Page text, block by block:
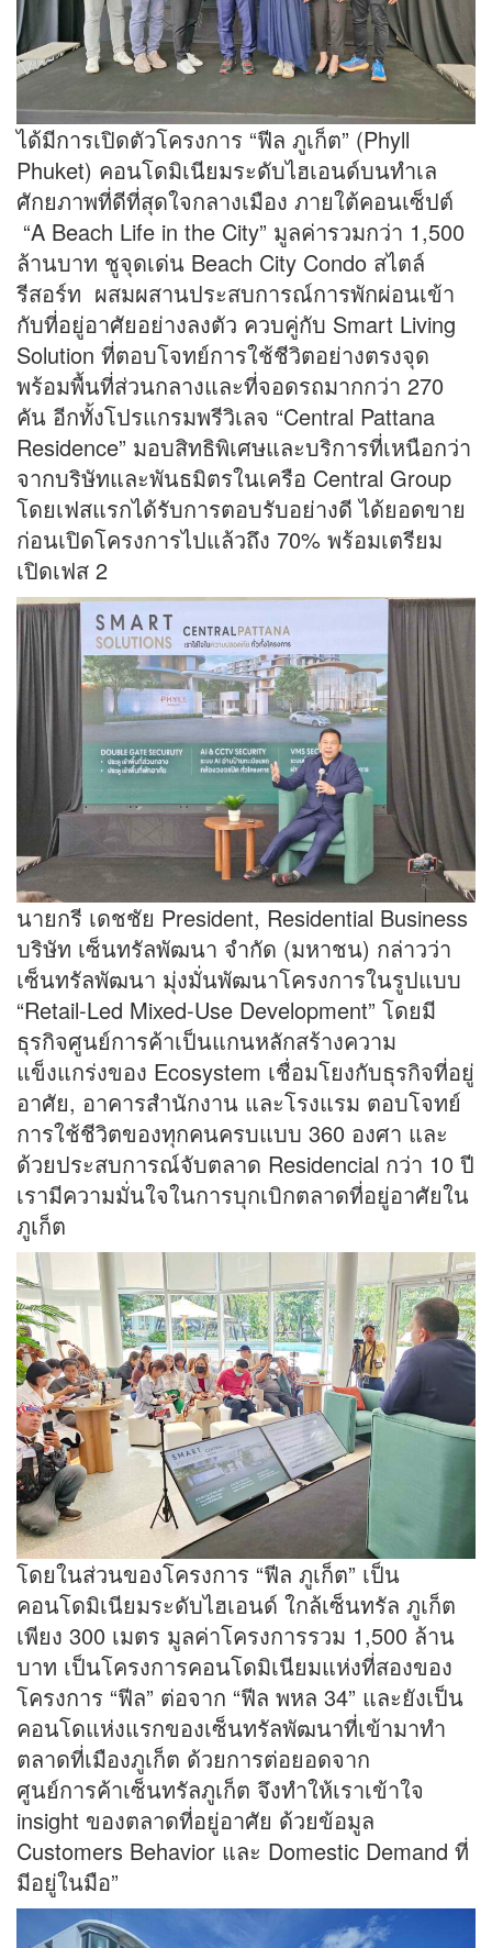
ได้มีการเปิดตัวโครงการ “ฟีล ภูเก็ต” (Phyll
Phuket) คอนโดมิเนียมระดับไฮเอนด์บนทำเล
ศักยภาพที่ดีที่สุดใจกลางเมือง ภายใต้คอนเซ็ปต์
“A Beach Life in the City” มูลค่ารวมกว่า 1,500
ล้านบาท ชูจุดเด่น Beach City Condo สไตล์
รีสอร์ท ผสมผสานประสบการณ์การพักผ่อนเข้า
กับที่อยู่อาศัยอย่างลงตัว ควบคู่กับ Smart Living
Solution ที่ตอบโจทย์การใช้ชีวิตอย่างตรงจุด
พร้อมพื้นที่ส่วนกลางและที่จอดรถมากกว่า 270
คัน อีกทั้งโปรแกรมพรีวิเลจ “Central Pattana
Residence” มอบสิทธิพิเศษและบริการที่เหนือกว่า
จากบริษัทและพันธมิตรในเครือ Central Group
โดยเฟสแรกได้รับการตอบรับอย่างดี ได้ยอดขาย
ก่อนเปิดโครงการไปแล้วถึง 70% พร้อมเตรียม
เปิดเฟส 2
นายกรี เดชชัย President, Residential Business
บริษัท เซ็นทรัลพัฒนา จำกัด (มหาชน) กล่าวว่า
เซ็นทรัลพัฒนา มุ่งมั่นพัฒนาโครงการในรูปแบบ
“Retail-Led Mixed-Use Development” โดยมี
ธุรกิจศูนย์การค้าเป็นแกนหลักสร้างความ
แข็งแกร่งของ Ecosystem เชื่อมโยงกับธุรกิจที่อยู่
อาศัย, อาคารสำนักงาน และโรงแรม ตอบโจทย์
การใช้ชีวิตของทุกคนครบแบบ 360 องศา และ
ด้วยประสบการณ์จับตลาด Residencial กว่า 10 ปี
เรามีความมั่นใจในการบุกเบิกตลาดที่อยู่อาศัยใน
ภูเก็ต
โดยในส่วนของโครงการ “ฟีล ภูเก็ต” เป็น
คอนโดมิเนียมระดับไฮเอนด์ ใกล้เซ็นทรัล ภูเก็ต
เพียง 300 เมตร มูลค่าโครงการรวม 1,500 ล้าน
บาท เป็นโครงการคอนโดมิเนียมแห่งที่สองของ
โครงการ “ฟีล” ต่อจาก “ฟีล พหล 34” และยังเป็น
คอนโดแห่งแรกของเซ็นทรัลพัฒนาที่เข้ามาทำ
ตลาดที่เมืองภูเก็ต ด้วยการต่อยอดจาก
ศูนย์การค้าเซ็นทรัลภูเก็ต จึงทำให้เราเข้าใจ
insight ของตลาดที่อยู่อาศัย ด้วยข้อมูล
Customers Behavior และ Domestic Demand ที่
มีอยู่ในมือ”